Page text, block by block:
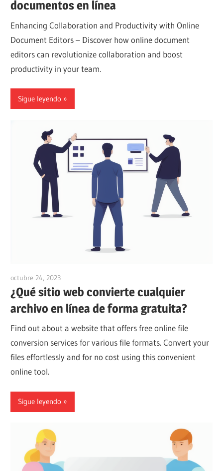
documentos en línea
Enhancing Collaboration and Productivity with Online
Document Editors – Discover how online document
editors can revolutionize collaboration and boost
productivity in your team.
Sigue leyendo
octubre 24, 2023
¿Qué sitio web convierte cualquier
archivo en línea de forma gratuita?
Find out about a website that offers free online file
conversion services for various file formats. Convert your
files effortlessly and for no cost using this convenient
online tool.
Sigue leyendo